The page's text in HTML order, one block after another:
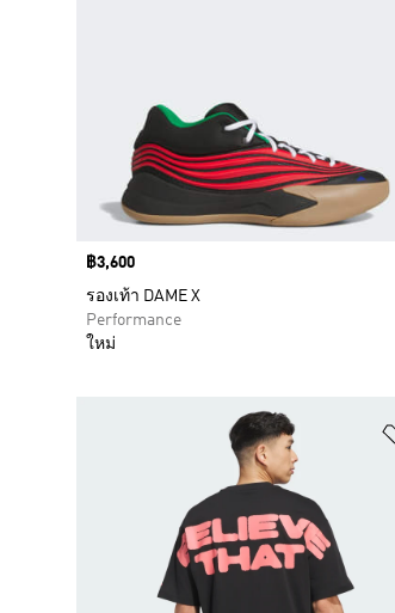
Price
฿3,600
รองเท้า DAME X
Performance
ใหม่